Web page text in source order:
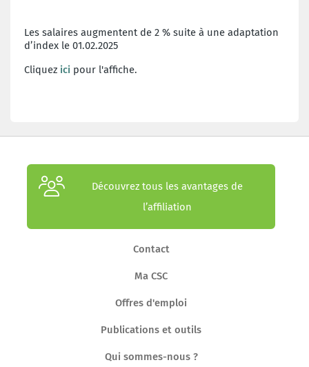
Les salaires augmentent de 2 % suite à une adaptation
d’index le 01.02.2025
Cliquez ici pour l'affiche.
Découvrez tous les avantages de
l’affiliation
Contact
Ma CSC
Offres d'emploi
Publications et outils
Qui sommes-nous ?